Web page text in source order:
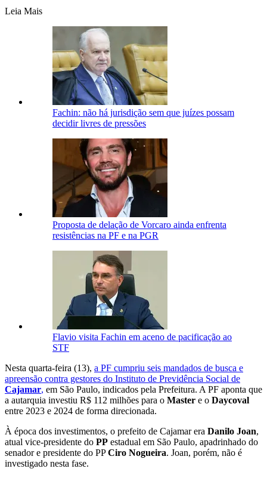
Leia Mais
Fachin: não há jurisdição sem que juízes possam
decidir livres de pressões
Proposta de delação de Vorcaro ainda enfrenta
resistências na PF e na PGR
Flavio visita Fachin em aceno de pacificação ao
STF
Nesta quarta-feira (13), a PF cumpriu seis mandados de busca e
apreensão contra gestores do Instituto de Previdência Social de
Cajamar, em São Paulo, indicados pela Prefeitura. A PF aponta que
a autarquia investiu R$ 112 milhões para o Master e o Daycoval
entre 2023 e 2024 de forma direcionada.
À época dos investimentos, o prefeito de Cajamar era Danilo Joan,
atual vice-presidente do PP estadual em São Paulo, apadrinhado do
senador e presidente do PPCiro Nogueira. Joan, porém, não é
investigado nesta fase.